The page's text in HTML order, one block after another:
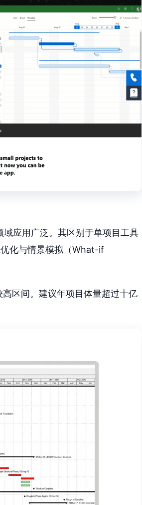
应用广泛。其区别于单项目工具
化与情景模拟（What-if
区间。建议年项目体量超过十亿